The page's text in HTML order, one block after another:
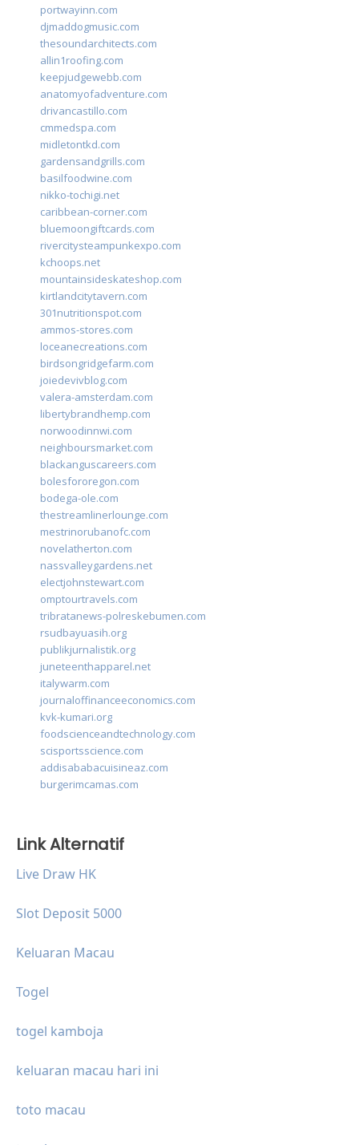
portwayinn.com
djmaddogmusic.com
thesoundarchitects.com
allin1roofing.com
keepjudgewebb.com
anatomyofadventure.com
drivancastillo.com
cmmedspa.com
midletontkd.com
gardensandgrills.com
basilfoodwine.com
nikko-tochigi.net
caribbean-corner.com
bluemoongiftcards.com
rivercitysteampunkexpo.com
kchoops.net
mountainsideskateshop.com
kirtlandcitytavern.com
301nutritionspot.com
ammos-stores.com
loceanecreations.com
birdsongridgefarm.com
joiedevivblog.com
valera-amsterdam.com
libertybrandhemp.com
norwoodinnwi.com
neighboursmarket.com
blackanguscareers.com
bolesfororegon.com
bodega-ole.com
thestreamlinerlounge.com
mestrinorubanofc.com
novelatherton.com
nassvalleygardens.net
electjohnstewart.com
omptourtravels.com
tribratanews-polreskebumen.com
rsudbayuasih.org
publikjurnalistik.org
juneteenthapparel.net
italywarm.com
journaloffinanceeconomics.com
kvk-kumari.org
foodscienceandtechnology.com
scisportsscience.com
addisababacuisineaz.com
burgerimcamas.com
Link Alternatif
Live Draw HK
Slot Deposit 5000
Keluaran Macau
Togel
togel kamboja
keluaran macau hari ini
toto macau